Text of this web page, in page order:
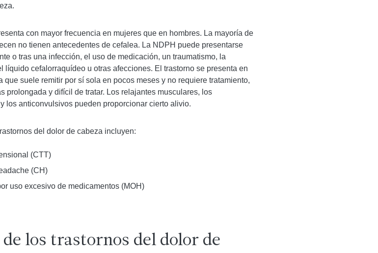
con mayor frecuencia en mujeres que en hombres. La mayoría de
no tienen antecedentes de cefalea. La NDPH puede presentarse
o tras una infección, el uso de medicación, un traumatismo, la
líquido cefalorraquídeo u otras afecciones. El trastorno se presenta en
que suele remitir por sí sola en pocos meses y no requiere tratamiento,
prolongada y difícil de tratar. Los relajantes musculares, los
los anticonvulsivos pueden proporcionar cierto alivio.
del dolor de cabeza incluyen:
(CTT)
(CH)
uso excesivo de medicamentos (MOH)
de los trastornos del dolor de